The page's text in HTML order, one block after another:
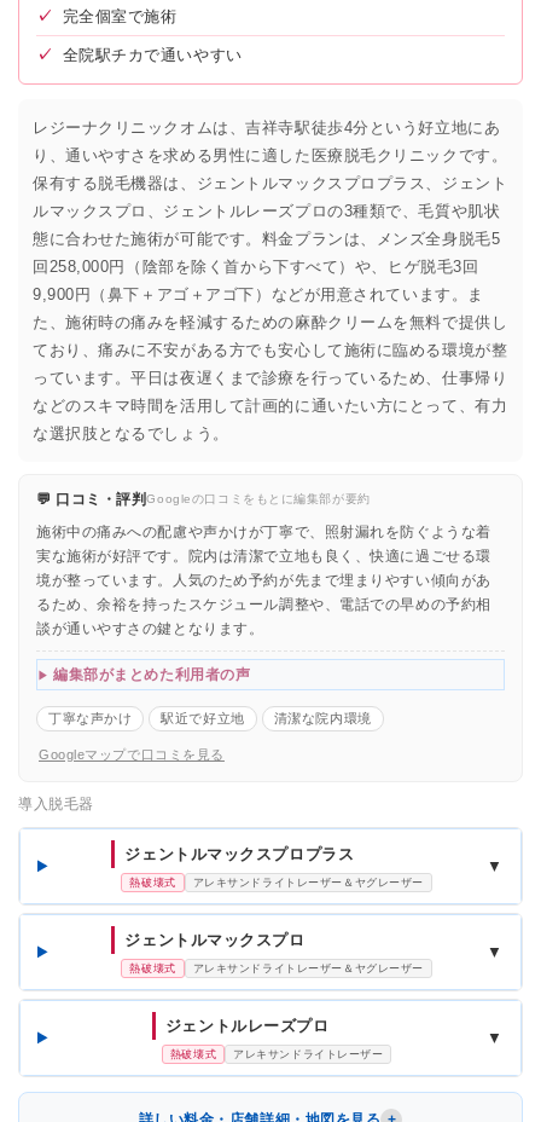
✓ 完全個室で施術
✓ 全院駅チカで通いやすい
レジーナクリニックオムは、吉祥寺駅徒歩4分という好立地にあ
り、通いやすさを求める男性に適した医療脱毛クリニックです。
保有する脱毛機器は、ジェントルマックスプロプラス、ジェント
ルマックスプロ、ジェントルレーズプロの3種類で、毛質や肌状
態に合わせた施術が可能です。料金プランは、メンズ全身脱毛5
回258,000円（陰部を除く首から下すべて）や、ヒゲ脱毛3回
9,900円（鼻下＋アゴ＋アゴ下）などが用意されています。ま
た、施術時の痛みを軽減するための麻酔クリームを無料で提供し
ており、痛みに不安がある方でも安心して施術に臨める環境が整
っています。平日は夜遅くまで診療を行っているため、仕事帰り
などのスキマ時間を活用して計画的に通いたい方にとって、有力
な選択肢となるでしょう。
💬 口コミ・評判Googleの口コミをもとに編集部が要約
施術中の痛みへの配慮や声かけが丁寧で、照射漏れを防ぐような着
実な施術が好評です。院内は清潔で立地も良く、快適に過ごせる環
境が整っています。人気のため予約が先まで埋まりやすい傾向があ
るため、余裕を持ったスケジュール調整や、電話での早めの予約相
談が通いやすさの鍵となります。
編集部がまとめた利用者の声
丁寧な声かけ 駅近で好立地 清潔な院内環境
Googleマップで口コミを見る
導入脱毛器
ジェントルマックスプロプラス
熱破壊式 アレキサンドライトレーザー＆ヤグレーザー
▼
ジェントルマックスプロ
熱破壊式 アレキサンドライトレーザー＆ヤグレーザー
▼
ジェントルレーズプロ
熱破壊式 アレキサンドライトレーザー
▼